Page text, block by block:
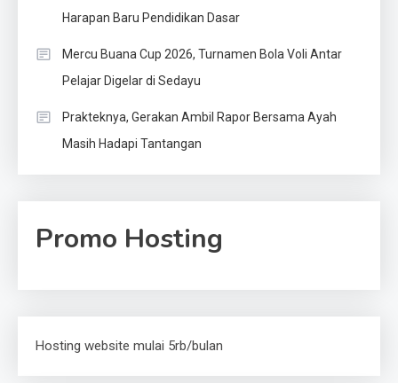
Harapan Baru Pendidikan Dasar
Mercu Buana Cup 2026, Turnamen Bola Voli Antar
Pelajar Digelar di Sedayu
Prakteknya, Gerakan Ambil Rapor Bersama Ayah
Masih Hadapi Tantangan
Promo Hosting
Hosting website mulai 5rb/bulan